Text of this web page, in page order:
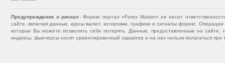
Предупреждение о рисках : Форекс портал «Forex Master» не несет
сайте, включая данные, курсы валют, котировки, графики и сигналы форекс.
которые Вы можете позволить себе потерять. Данные, предоставленные на
индексы, фьючерсы носят ориентировочный характер и на них нельзя полагаться при